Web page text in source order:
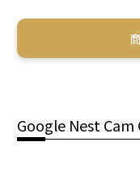
Google Nest Cam